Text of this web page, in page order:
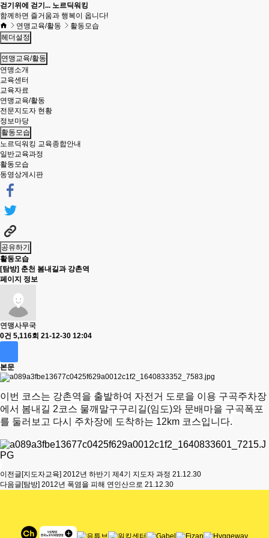
걷기위에 걷기... 노르딕워킹
함께하면 즐거움과 행복이 옵니다!
연맹교육/활동
활동모습
헤더설정
연맹교육/활동
연맹소개
교육센터
교육자료
연맹교육/활동
전문지도자 현황
정보마당
활동모습
노르딕워킹 교육종합안내
일반교육과정
활동모습
동영상게시판
공유하기
활동모습
[탐방] 춘천 봄내길과 강촌역
페이지 정보
연맹사무국
0건 5,116회 21-12-30 12:04
본문
이번 코스는 강촌역을 출발하여 자전거 도로을 이용 구곡주차장
에서 봄내길 2코스 물깨말구구리길(임도)와 문배마을 구곡폭포
를 둘러보고 다시 주차장에 도착하는 12km 코스입니다.
이전글[지도자교육] 2012년 하반기 제4기 지도자 과정 21.12.30
다음글[탐방] 2012년 폭염을 피해 연인산으로 21.12.30